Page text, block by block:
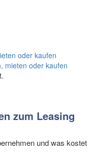
mieten oder kaufen
zum Leasing
und was kostet